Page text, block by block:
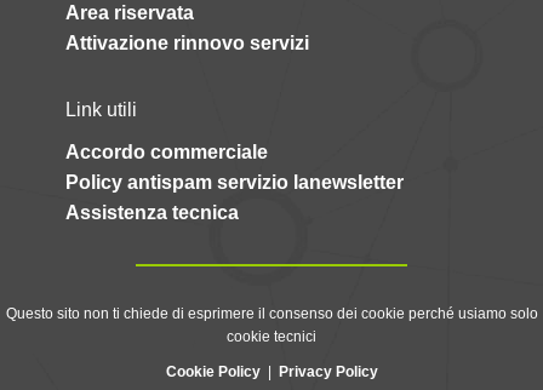
Area riservata
Attivazione rinnovo servizi
Link utili
Accordo commerciale
Policy antispam servizio lanewsletter
Assistenza tecnica
Questo sito non ti chiede di esprimere il consenso dei cookie perché usiamo solo
cookie tecnici
Cookie Policy| Privacy Policy